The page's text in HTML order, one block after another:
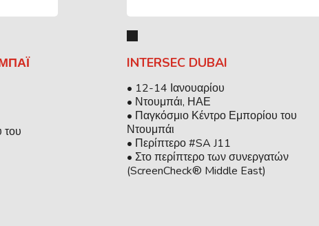
του
INTERSEC DUBAI
• 12-14 Ιανουαρίου
• Ντουμπάι, ΗΑΕ
• Παγκόσμιο Κέντρο Εμπορίου του
Ντουμπάι
• Περίπτερο #SA J11
• Στο περίπτερο των συνεργατών
(ScreenCheck® Middle East)